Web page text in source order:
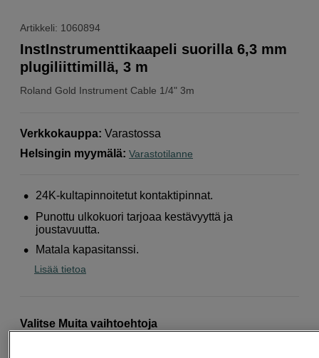
Artikkeli: 1060894
Roland Gold Instrument Cable 1/4" 3m
InstInstrumenttikaapeli suorilla 6,3 mm
plugiliittimillä, 3 m
Verkkokauppa: Varastossa
Helsingin myymälä: Varastotilanne
24K-kultapinnoitetut kontaktipinnat.
Punottu ulkokuori tarjoaa kestävyyttä ja
joustavuutta.
Matala kapasitanssi.
Lisää tietoa
Valitse Muita vaihtoehtoja